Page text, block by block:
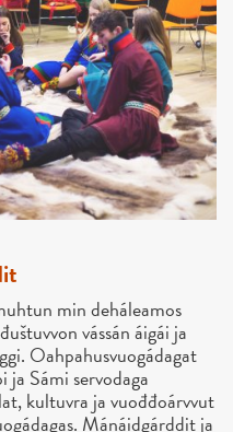
min deháleamos
vássán áigái ja
Oahpahusvuogádagat
ja Sámi servodaga
kultuvra ja vuođđoárvvut
Mánáidgárddit ja